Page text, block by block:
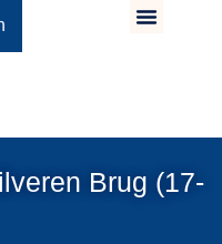
Brug (17-